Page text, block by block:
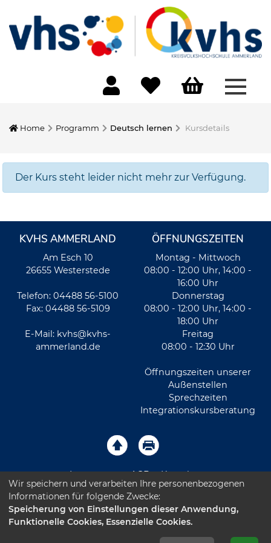
Home Programm Deutsch lernen Kursdetails
Der Kurs steht leider nicht mehr zur Verfügung.
KVHS AMMERLAND
Am Esch 10
26655 Westerstede
Telefon: 04488 56-5100
Fax: 04488 56-5109
E-Mail: kvhs@kvhs-
ammerland.de
ÖFFNUNGSZEITEN
Montag - Mittwoch
08:00 - 12:00 Uhr, 14:00 -
16:00 Uhr
Donnerstag
08:00 - 12:00 Uhr, 14:00 -
18:00 Uhr
Freitag
08:00 - 12:30 Uhr
Öffnungszeiten unserer
Außenstellen
Sprechzeiten
Integrationskursberatung
Impressum AGB Kontakt
Sitemap Datenschutz Leichte Sprache
Barrierefreiheitserklärung
Wir speichern und verarbeiten Ihre personenbezogenen
Informationen für folgende Zwecke:
Speicherung von Einstellungen dieser Anwendung,
Funktionelle Cookies, Essenzielle Cookies.